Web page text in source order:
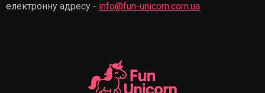
електронну адресу - info@fun-unicorn.com.ua